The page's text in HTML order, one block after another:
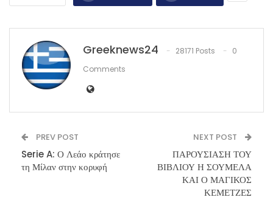
Greeknews24 28171 Posts
0
Comments
PREV POST
Serie A: Ο Λεάο κράτησε
τη Μίλαν στην κορυφή
NEXT POST
ΠΑΡΟΥΣΙΑΣΗ ΤΟΥ
ΒΙΒΛΙΟΥ Η ΣΟΥΜΕΛΑ
ΚΑΙ Ο ΜΑΓΙΚΟΣ
ΚΕΜΕΤΖΕΣ